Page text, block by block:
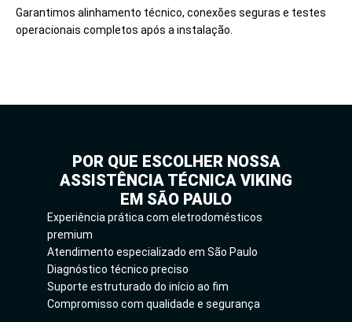
Garantimos alinhamento técnico, conexões seguras e testes
operacionais completos após a instalação.
POR QUE ESCOLHER NOSSA
ASSISTÊNCIA TÉCNICA VIKING
EM SÃO PAULO
Experiência prática com eletrodomésticos
premium
Atendimento especializado em São Paulo
Diagnóstico técnico preciso
Suporte estruturado do início ao fim
Compromisso com qualidade e segurança